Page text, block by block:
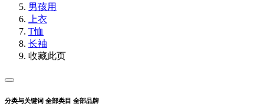
男孩用
上衣
T恤
长袖
收藏此页
分类与关键词 全部类目 全部品牌